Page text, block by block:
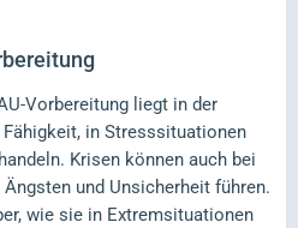
Vorbereitung liegt in der
in Stresssituationen
Krisen können auch bei
und Unsicherheit führen.
wie sie in Extremsituationen